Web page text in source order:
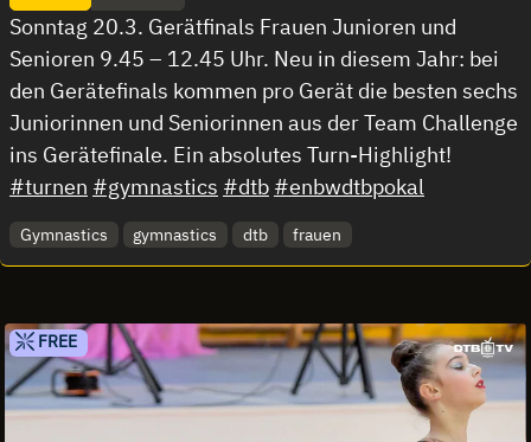
Sonntag 20.3. Gerätfinals Frauen Junioren und
Senioren 9.45 – 12.45 Uhr. Neu in diesem Jahr: bei
den Gerätefinals kommen pro Gerät die besten sechs
Juniorinnen und Seniorinnen aus der Team Challenge
ins Gerätefinale. Ein absolutes Turn-Highlight!
#turnen #gymnastics #dtb #enbwdtbpokal
Gymnastics gymnastics dtb frauen
FREE